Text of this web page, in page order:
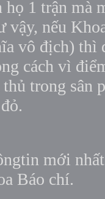
họ 1 trận mà
vậy, nếu
vô địch) thì
cách vì
thủ trong sân
mới
Báo chí.